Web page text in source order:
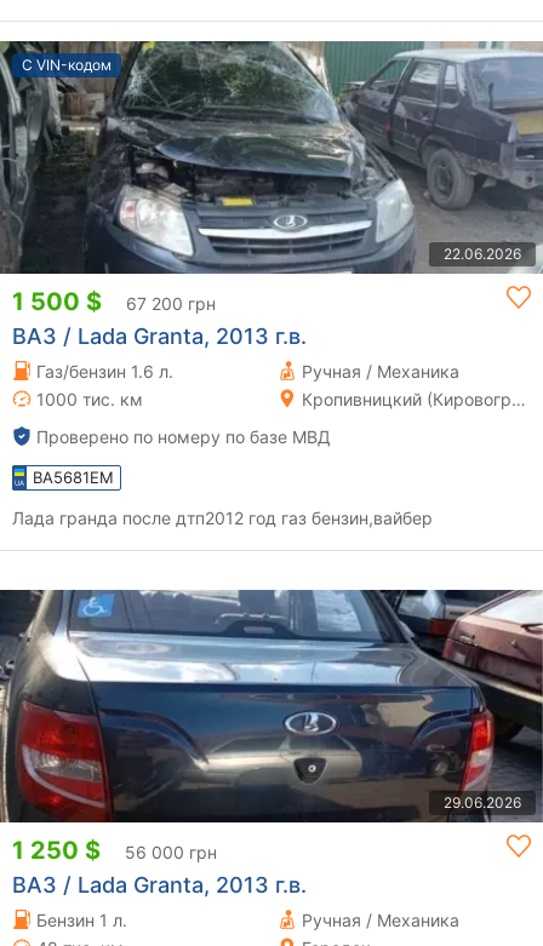
С VIN-кодом
22.06.2026
1 500 $ 67 200 грн
ВАЗ / Lada Granta, 2013 г.в.
Газ/бензин 1.6 л.
Ручная / Механика
1000 тис. км
Кропивницкий (Кировоград)
Проверено по номеру по базе МВД
BA5681EM
Лада гранда после дтп2012 год газ бензин,вайбер
29.06.2026
1 250 $ 56 000 грн
ВАЗ / Lada Granta, 2013 г.в.
Бензин 1 л.
Ручная / Механика